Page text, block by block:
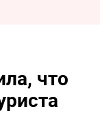
что